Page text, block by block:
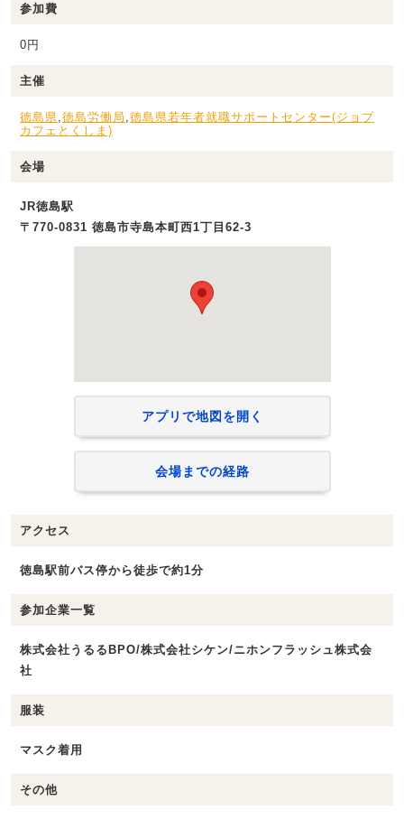
参加費
0円
主催
徳島県 徳島労働局 徳島県若年者就職サポートセンター(ジョブ
カフェとくしま)
会場
JR徳島駅
〒770-0831 徳島市寺島本町西1丁目62-3
アプリで地図を開く
会場までの経路
アクセス
徳島駅前バス停から徒歩で約1分
参加企業一覧
株式会社うるるBPO/株式会社シケン/ニホンフラッシュ株式会
社
服装
マスク着用
その他